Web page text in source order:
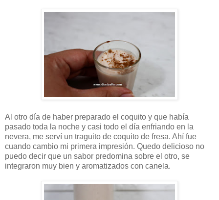
Al otro día de haber preparado el coquito y que había
pasado toda la noche y casi todo el día enfriando en la
nevera, me serví un traguito de coquito de fresa. Ahí fue
cuando cambio mi primera impresión. Quedo delicioso no
puedo decir que un sabor predomina sobre el otro, se
integraron muy bien y aromatizados con canela.